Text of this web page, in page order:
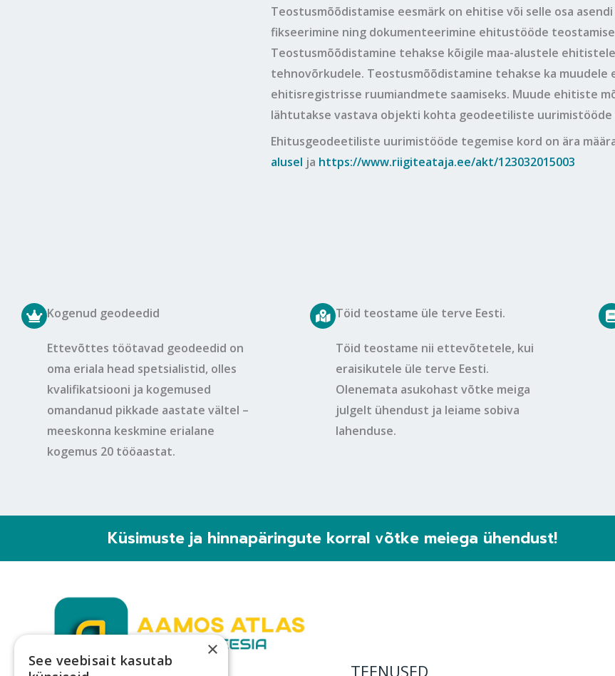
Teostusmõõdistamise eesmärk on ehitise või selle osa
fikseerimine ning dokumenteerimine ehitustööde
Teostusmõõdistamine tehakse kõigile maa-alustele
tehnovõrkudele. Teostusmõõdistamine tehakse ka muudele
ehitisregistrisse ruumiandmete saamiseks. Muude ehitiste
lähtutakse vastava objekti kohta geodeetiliste
Ehitusgeodeetiliste uurimistööde tegemise kord on ära
alusel ja https://www.riigiteataja.ee/akt/123032015003
Kogenud geodeedid
Ettevõttes töötavad geodeedid on
oma eriala head spetsialistid, olles
kvalifikatsiooni ja kogemused
omandanud pikkade aastate vältel –
meeskonna keskmine erialane
kogemus 20 tööaastat.
Töid teostame üle terve Eesti.
Töid teostame nii ettevõtetele, kui
eraisikutele üle terve Eesti.
Olenemata asukohast võtke meiga
julgelt ühendust ja leiame sobiva
lahenduse.
Küsimuste ja hinnapäringute korral võtke meiega ühendust!
TEENUSED
×
See veebisait kasutab